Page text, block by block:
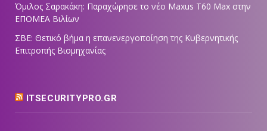
Όμιλος Σαρακάκη: Παραχώρησε το νέο Maxus T60 Max στην
ΕΠΟΜΕΑ Βιλίων
ΣΒΕ: Θετικό βήμα η επανενεργοποίηση της Κυβερνητικής
Επιτροπής Βιομηχανίας
ITSECURITYPRO.GR